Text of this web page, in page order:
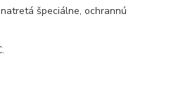
špeciálne, ochrannú